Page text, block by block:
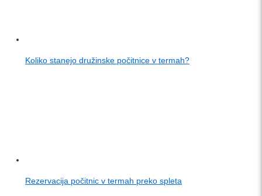
Koliko stanejo družinske počitnice v termah?
Rezervacija počitnic v termah preko spleta